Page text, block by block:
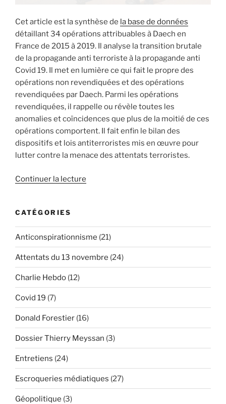
Cet article est la synthèse de la base de données
détaillant 34 opérations attribuables à Daech en
France de 2015 à 2019. Il analyse la transition brutale
de la propagande anti terroriste à la propagande anti
Covid 19. Il met en lumière ce qui fait le propre des
opérations non revendiquées et des opérations
revendiquées par Daech. Parmi les opérations
revendiquées, il rappelle ou révèle toutes les
anomalies et coïncidences que plus de la moitié de ces
opérations comportent. Il fait enfin le bilan des
dispositifs et lois antiterroristes mis en œuvre pour
lutter contre la menace des attentats terroristes.
Continuer la lecture
en
France
2015
2019
CATÉGORIES
Anticonspirationnisme (21)
Attentats du 13 novembre (24)
Charlie Hebdo (12)
Covid 19 (7)
Donald Forestier (16)
Dossier Thierry Meyssan (3)
Entretiens (24)
Escroqueries médiatiques (27)
Géopolitique (3)